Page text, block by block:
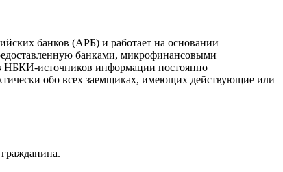
банков (АРБ) и работает на основании
банками, микрофинансовыми
НБКИ-источников информации постоянно
обо всех заемщиках, имеющих действующие или